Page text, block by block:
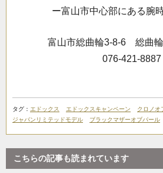
ー富山市中心部にある腕
富山市総曲輪3-8-6 総曲
076-421-8887
タグ： エドックス エドックスキャンペーン
クロノオ
ジャパンリミテッドモデル
ブラックマザーオブパール
こちらの記事も読まれています